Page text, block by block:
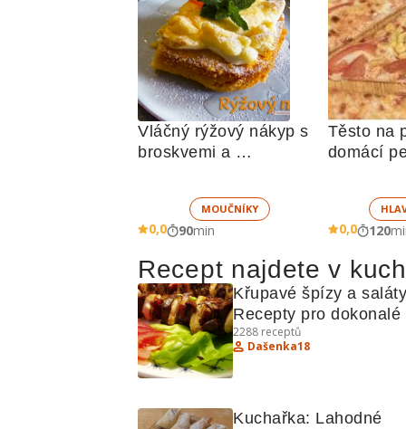
Vláčný rýžový nákyp s
broskvemi a
MOUČNÍKY
0,0 90min
Těsto na
domácí
0,0 120
Recept najdete v
Křupavé špízy a
Recepty pro dokonalé
grilování a osvěžující
saláty
2288 receptů
Dašenka18
Kuchařka: Lahodné